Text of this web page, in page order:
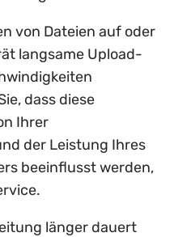
von Dateien auf oder
langsame Upload-
dass diese
Ihrer
der Leistung Ihres
beeinflusst werden,
länger dauert